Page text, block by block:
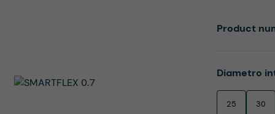
Select
Diametro
25 30
Product